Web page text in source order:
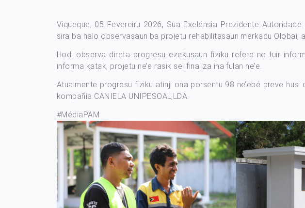
Viqueque, 05 Fevereiru 2026, Sua Exelénsia Prezidente
sira ba halo observasaun ba projetu rehabilitasaun merkadu Olobai,
Hodi observa direta progresu ezekusaun fiziku refere no tuir
informa katak, projetu ne’e rasik sei finaliza iha fulan ne’e.
Atualmente progresu fiziku atinji ona porsentu 98 ne’ebé preve
kompañia CANIELA UNIPESOAL,LDA.
#MédiaPAM